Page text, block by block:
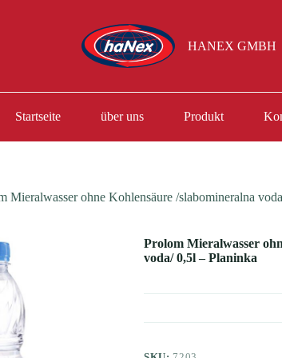
HANEX GMBH
Startseite über uns Produkt
Mieralwasser ohne Kohlensäure /slabomineralna
Prolom Mieralwasser
voda/ 0,5l – Planinka